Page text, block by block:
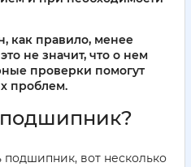
как правило, менее
не значит, что о нем
проверки помогут
проблем.
вот несколько